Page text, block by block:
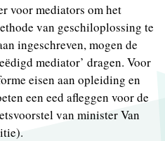
voor mediators om het
van geschiloplossing te
ingeschreven, mogen de
mediator’ dragen. Voor
eisen aan opleiding en
een eed afleggen voor de
van minister Van